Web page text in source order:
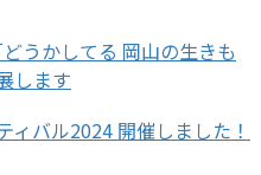
うかしてる 岡山の生きも
します
バル2024 開催しました！